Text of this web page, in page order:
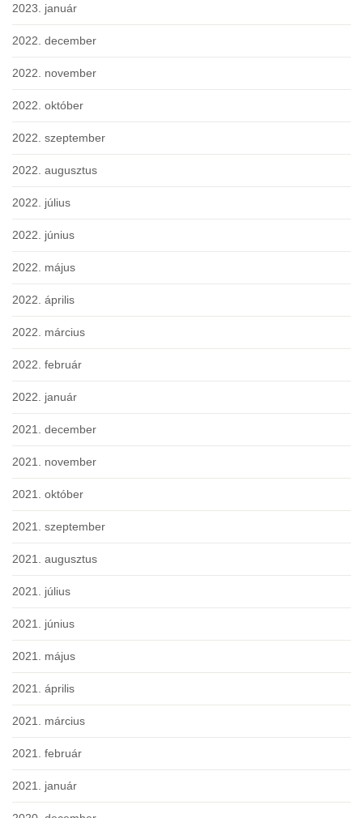
2023. január
2022. december
2022. november
2022. október
2022. szeptember
2022. augusztus
2022. július
2022. június
2022. május
2022. április
2022. március
2022. február
2022. január
2021. december
2021. november
2021. október
2021. szeptember
2021. augusztus
2021. július
2021. június
2021. május
2021. április
2021. március
2021. február
2021. január